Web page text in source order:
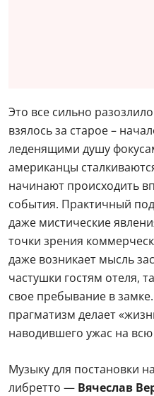
Это все сильно
взялось за старое –
леденящими душу
американцы
начинают происходить
события. Практичный
даже мистические
точки зрения
даже возникает мысль
частушки гостям отеля,
свое пребывание в
прагматизм делает
наводившего ужас на всю
Музыку для постановки
либретто — Вячеслав